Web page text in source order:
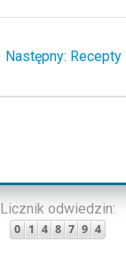
Następny:
Licznik odwiedzin: